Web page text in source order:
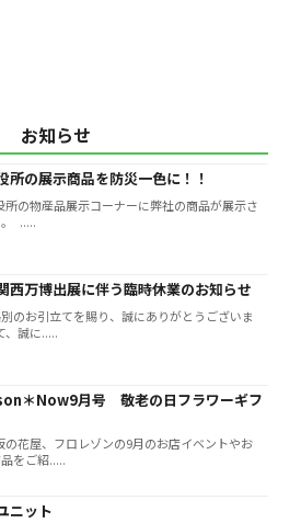
お知らせ
所の展示商品を防災一色に！！
所の物産品展示コーナーに弊社の商品が展示さ
.....
西万博出展に伴う臨時休業のお知らせ
のお引立てを賜り、誠にありがとうございま
、誠に.....
＊Now9月号 敬老の日フラワーギフ
の花屋、フロレゾンの9月のお店イベントやお
をご紹.....
ニット